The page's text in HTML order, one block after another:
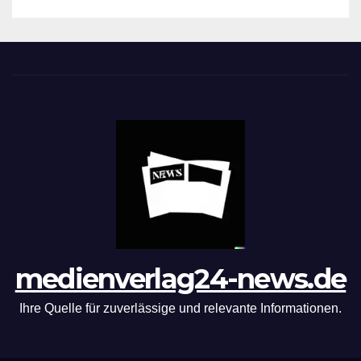
medienverlag24-news.de
Ihre Quelle für zuverlässige und relevante Informationen.